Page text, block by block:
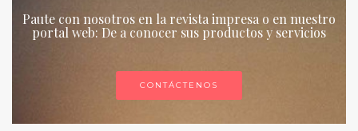
Paute con nosotros en la revista impresa o en nuestro
portal web: De a conocer sus productos y servicios
CONTÁCTENOS